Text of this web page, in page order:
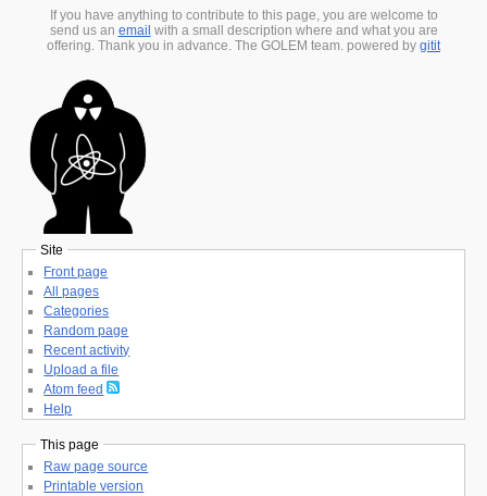
If you have anything to contribute to this page, you are welcome to
send us an email with a small description where and what you are
offering. Thank you in advance. The GOLEM team. powered by gitit
Site
Front page
All pages
Categories
Random page
Recent activity
Upload a file
Atom feed
Help
This page
Raw page source
Printable version